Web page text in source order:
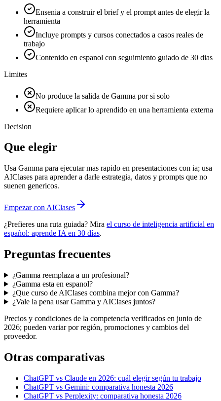
Ensenia a construir el brief y el prompt antes de elegir la
herramienta
Incluye prompts y cursos conectados a casos reales de
trabajo
Contenido en espanol con seguimiento guiado de 30 dias
Limites
No produce la salida de Gamma por si solo
Requiere aplicar lo aprendido en una herramienta externa
Decision
Que elegir
Usa Gamma para ejecutar mas rapido en presentaciones con ia; usa
AIClases para aprender a darle estrategia, datos y prompts que no
suenen genericos.
Empezar con AIClases
¿Prefieres una ruta guiada? Mira el curso de inteligencia artificial en
español: aprende IA en 30 días.
Preguntas frecuentes
¿Gamma reemplaza a un profesional?
¿Gamma esta en espanol?
¿Que curso de AIClases combina mejor con Gamma?
¿Vale la pena usar Gamma y AIClases juntos?
Precios y condiciones de la competencia verificados en junio de
2026; pueden variar por región, promociones y cambios del
proveedor.
Otras comparativas
ChatGPT vs Claude en 2026: cuál elegir según tu trabajo
ChatGPT vs Gemini: comparativa honesta 2026
ChatGPT vs Perplexity: comparativa honesta 2026